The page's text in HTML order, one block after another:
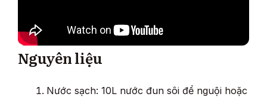
Nguyên liệu
Nước sạch: 10L nước đun sôi để nguội hoặc